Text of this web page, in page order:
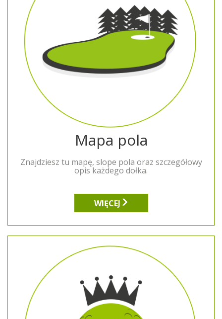
Mapa pola
Znajdziesz tu mapę, slope pola oraz szczegółowy
opis każdego dołka.
WIĘCEJ